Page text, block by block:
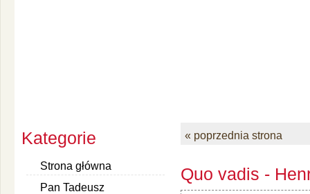
Kategorie
Strona główna
Pan Tadeusz
« poprzednia strona
Quo vadis -